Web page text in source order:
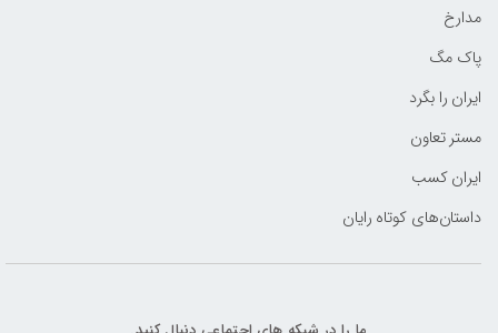
مدارخ
پاک مگ
ایران را بگرد
مستر تعاون
ایران کسب
داستان‌های کوتاه رایان